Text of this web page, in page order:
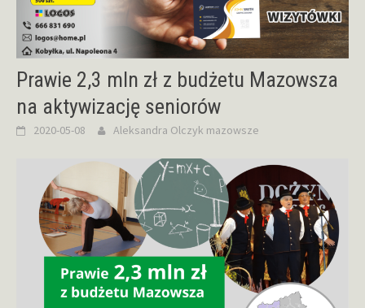
Prawie 2,3 mln zł z budżetu Mazowsza
na aktywizację seniorów
2020-05-08 Aleksandra Olczyk mazowsze